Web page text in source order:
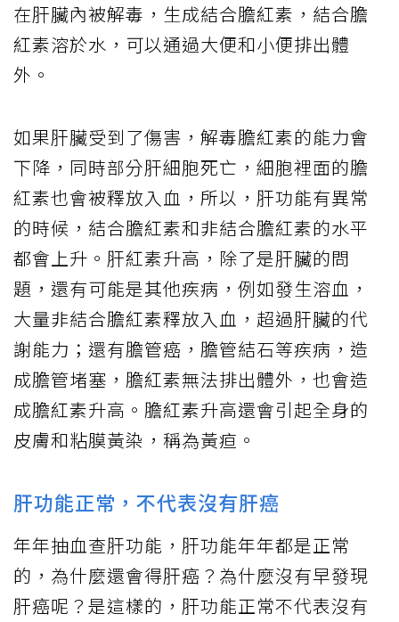
在肝臟內被解毒，生成結合膽紅素，結合膽
紅素溶於水，可以通過大便和小便排出體
外。
如果肝臟受到了傷害，解毒膽紅素的能力會
下降，同時部分肝細胞死亡，細胞裡面的膽
紅素也會被釋放入血，所以，肝功能有異常
的時候，結合膽紅素和非結合膽紅素的水平
都會上升。肝紅素升高，除了是肝臟的問
題，還有可能是其他疾病，例如發生溶血，
大量非結合膽紅素釋放入血，超過肝臟的代
謝能力；還有膽管癌，膽管結石等疾病，造
成膽管堵塞，膽紅素無法排出體外，也會造
成膽紅素升高。膽紅素升高還會引起全身的
皮膚和粘膜黃染，稱為黃疸。
肝功能正常，不代表沒有肝癌
年年抽血查肝功能，肝功能年年都是正常
的，為什麼還會得肝癌？為什麼沒有早發現
肝癌呢？是這樣的，肝功能正常不代表沒有